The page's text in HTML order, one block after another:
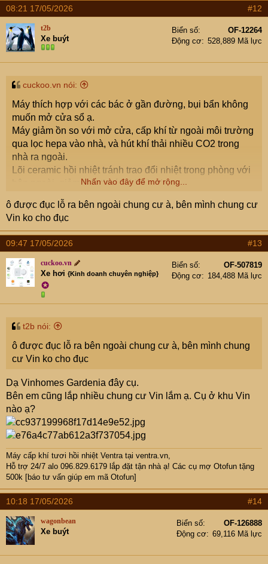
08:21 17/05/2026 #12
t2b
Xe buýt
Biển số
OF-12264
Động cơ
528,889 Mã lực
cuckoo.vn nói:
Máy thích hợp với các bác ở gần đường, bụi bẩn không
muốn mở cửa sổ ạ.
Máy giảm ồn so với mở cửa, cấp khí từ ngoài môi trường
qua lọc hepa vào nhà, và hút khí thải nhiều CO2 trong
nhà ra ngoài.
Lõi ceramic hồi nhiệt tránh trao đổi nhiệt trong phòng với
bên ngoài, giảm thất thoát nhiệt lạnh.
24/7 hầu như không tốn điện ạ.
ps: Khách đường Hoàng Quốc Việt ạ.
Nhấn vào đây để mở rộng...
ô được đục lỗ ra bên ngoài chung cư à, bên mình chung cư
Vin ko cho đục
09:47 17/05/2026 #13
cuckoo.vn
Xe hơi {Kinh doanh chuyên nghiệp}
✪
Biển số
OF-507819
Động cơ
184,488 Mã lực
t2b nói:
ô được đục lỗ ra bên ngoài chung cư à, bên mình chung
cư Vin ko cho đục
Dạ Vinhomes Gardenia đây cụ.
Bên em cũng lắp nhiều chung cư Vin lắm ạ. Cụ ở khu Vin
nào ạ?
Máy cấp khí tươi hồi nhiệt Ventra tại ventra.vn,
Hỗ trợ 24/7 alo 096.829.6179 lắp đặt tận nhà ạ! Các cụ mợ Otofun tặng
500k [báo tư vấn giúp em mã Otofun]
10:18 17/05/2026 #14
wagonbean
Xe buýt
Biển số
OF-126888
Động cơ
69,116 Mã lực